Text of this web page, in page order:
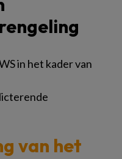
in het kader van
van het